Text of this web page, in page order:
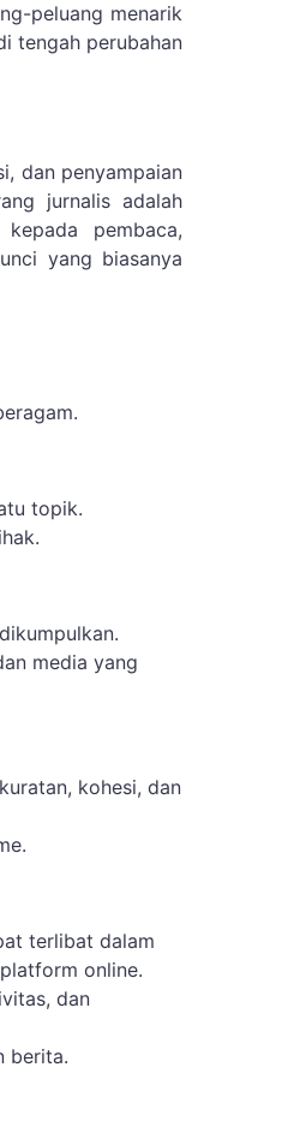
peluang menarik
tengah perubahan
dan penyampaian
jurnalis adalah
pembaca,
yang biasanya
topik.
media yang
kohesi, dan
terlibat dalam
online.
dan
berita.